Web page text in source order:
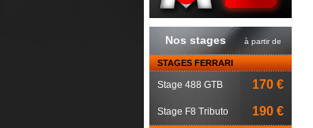
Nos stages à partir de
STAGES FERRARI
Stage 488 GTB 170 €
Stage F8 Tributo 190 €